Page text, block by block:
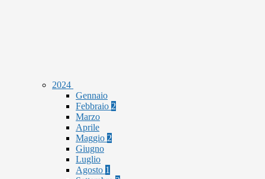
2024
Gennaio
Febbraio 2
Marzo
Aprile
Maggio 2
Giugno
Luglio
Agosto 1